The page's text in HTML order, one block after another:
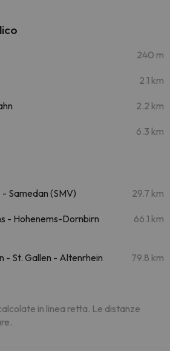
240 m
2.1 km
2.2 km
6.3 km
Samedan (SMV) 29.7 km
- Hohenems-Dornbirn
66.1 km
- St. Gallen - Altenrhein
79.8 km
in linea retta. Le distanze